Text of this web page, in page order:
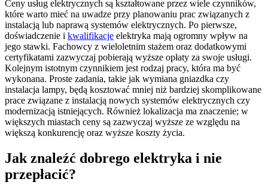
Ceny usług elektrycznych są kształtowane przez wiele czynników,
które warto mieć na uwadze przy planowaniu prac związanych z
instalacją lub naprawą systemów elektrycznych. Po pierwsze,
doświadczenie i kwalifikacje elektryka mają ogromny wpływ na
jego stawki. Fachowcy z wieloletnim stażem oraz dodatkowymi
certyfikatami zazwyczaj pobierają wyższe opłaty za swoje usługi.
Kolejnym istotnym czynnikiem jest rodzaj pracy, która ma być
wykonana. Proste zadania, takie jak wymiana gniazdka czy
instalacja lampy, będą kosztować mniej niż bardziej skomplikowane
prace związane z instalacją nowych systemów elektrycznych czy
modernizacją istniejących. Również lokalizacja ma znaczenie; w
większych miastach ceny są zazwyczaj wyższe ze względu na
większą konkurencję oraz wyższe koszty życia.
Jak znaleźć dobrego elektryka i nie
przepłacić?